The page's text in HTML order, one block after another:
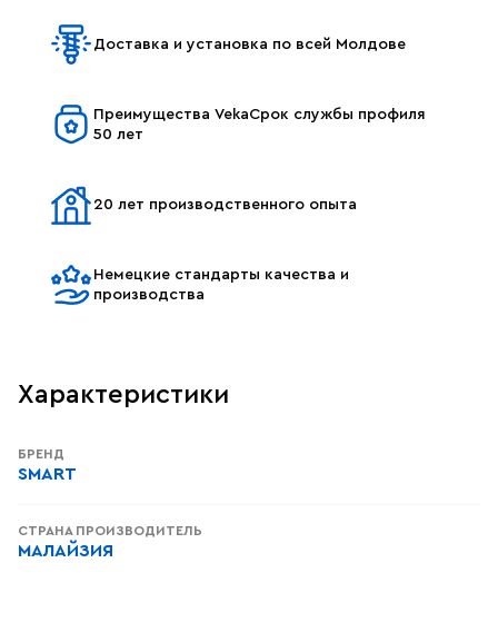
Доставка и установка по всей Молдове
Преимущества VekaСрок службы профиля
50 лет
20 лет производственного опыта
Немецкие стандарты качества и
производства
Характеристики
БРЕНД
SMART
СТРАНА ПРОИЗВОДИТЕЛЬ
МАЛАЙЗИЯ